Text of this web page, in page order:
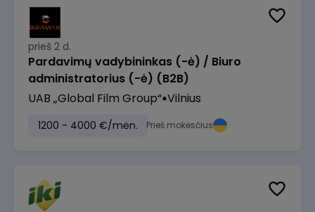
prieš 2 d.
Pardavimų vadybininkas (-ė) / Biuro
administratorius (-ė) (B2B)
UAB „Global Film Group“ Vilnius
1200 - 4000 €/mėn. Prieš mokesčius